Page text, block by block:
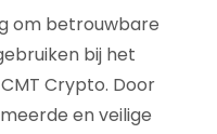
om betrouwbare
bij het
Crypto. Door
en veilige